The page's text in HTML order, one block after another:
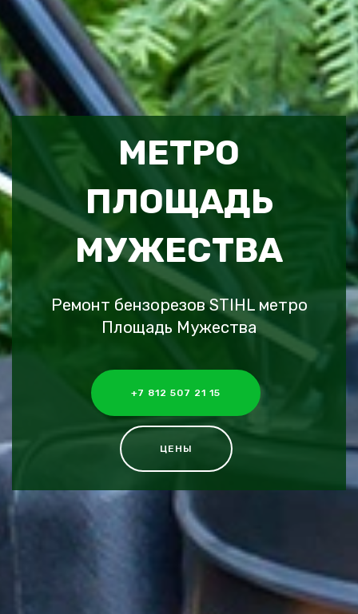
МЕТРО
ПЛОЩАДЬ
МУЖЕСТВА
Ремонт бензорезов STIHL метро
Площадь Мужества
+7 812 507 21 15
ЦЕНЫ